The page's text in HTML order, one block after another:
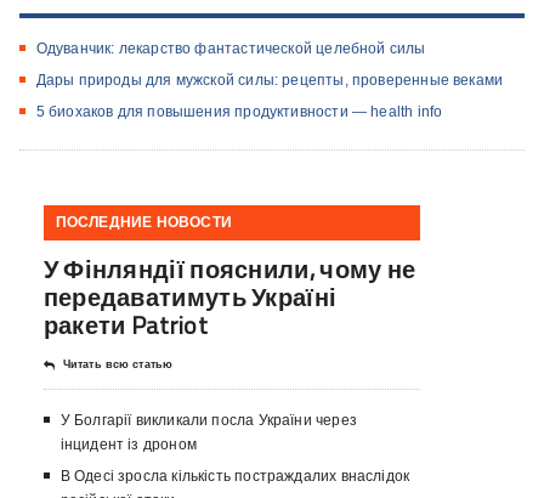
Одуванчик: лекарство фантастической целебной силы
Дары природы для мужской силы: рецепты, проверенные веками
5 биохаков для повышения продуктивности — health info
ПОСЛЕДНИЕ НОВОСТИ
У Фінляндії пояснили, чому не
передаватимуть Україні
ракети Patriot
Читать всю статью
У Болгарії викликали посла України через
інцидент із дроном
В Одесі зросла кількість постраждалих внаслідок